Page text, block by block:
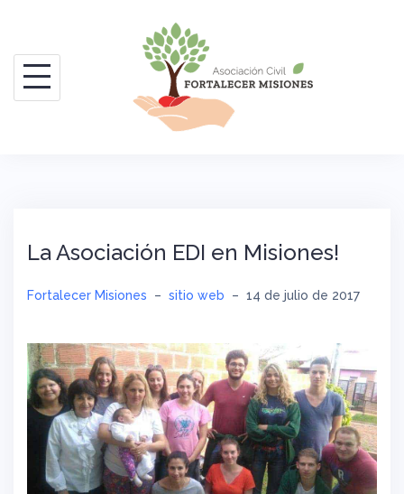
contenido
La Asociación EDI en Misiones!
Fortalecer Misiones – sitio web – 14 de julio de 2017